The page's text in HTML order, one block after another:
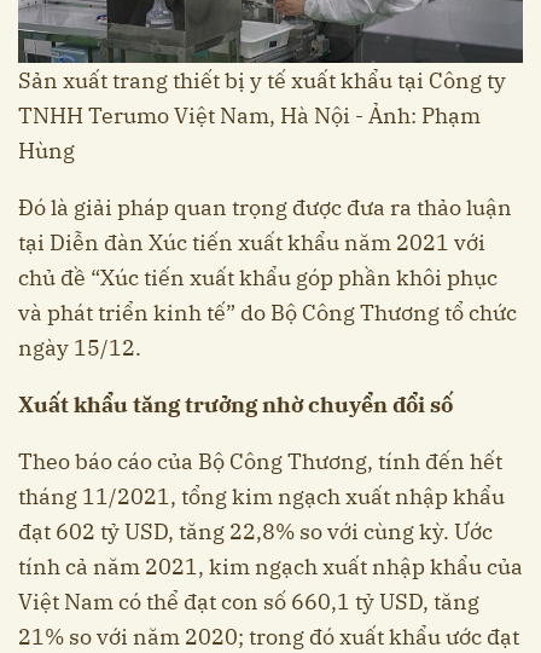
Sản xuất trang thiết bị y tế xuất khẩu tại Công ty
TNHH Terumo Việt Nam, Hà Nội - Ảnh: Phạm
Hùng
Đó là giải pháp quan trọng được đưa ra thảo luận
tại Diễn đàn Xúc tiến xuất khẩu năm 2021 với
chủ đề “Xúc tiến xuất khẩu góp phần khôi phục
và phát triển kinh tế” do Bộ Công Thương tổ chức
ngày 15/12.
Xuất khẩu tăng trưởng nhờ chuyển đổi số
Theo báo cáo của Bộ Công Thương, tính đến hết
tháng 11/2021, tổng kim ngạch xuất nhập khẩu
đạt 602 tỷ USD, tăng 22,8% so với cùng kỳ. Ước
tính cả năm 2021, kim ngạch xuất nhập khẩu của
Việt Nam có thể đạt con số 660,1 tỷ USD, tăng
21% so với năm 2020; trong đó xuất khẩu ước đạt